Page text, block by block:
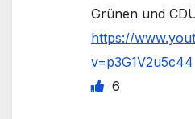
Grünen und
https://
v=p3G1V2u5c44
6